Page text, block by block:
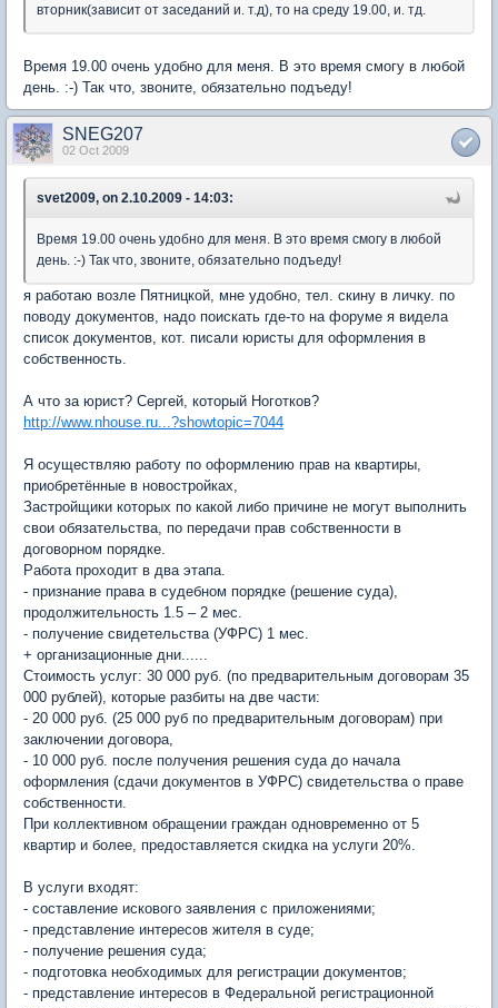
вторник(зависит от заседаний и. т.д), то на среду 19.00, и. тд.
Время 19.00 очень удобно для меня. В это время смогу в любой
день. :-) Так что, звоните, обязательно подъеду!
SNEG207
02 Oct 2009
svet2009, on 2.10.2009 - 14:03:
Время 19.00 очень удобно для меня. В это время смогу в любой
день. :-) Так что, звоните, обязательно подъеду!
я работаю возле Пятницкой, мне удобно, тел. скину в личку. по
поводу документов, надо поискать где-то на форуме я видела
список документов, кот. писали юристы для оформления в
собственность.
А что за юрист? Сергей, который Ноготков?
http://www.nhouse.ru...?showtopic=7044
Я осуществляю работу по оформлению прав на квартиры,
приобретённые в новостройках,
Застройщики которых по какой либо причине не могут выполнить
свои обязательства, по передачи прав собственности в
договорном порядке.
Работа проходит в два этапа.
- признание права в судебном порядке (решение суда),
продолжительность 1.5 – 2 мес.
- получение свидетельства (УФРС) 1 мес.
+ организационные дни......
Стоимость услуг: 30 000 руб. (по предварительным договорам 35
000 рублей), которые разбиты на две части:
- 20 000 руб. (25 000 руб по предварительным договорам) при
заключении договора,
- 10 000 руб. после получения решения суда до начала
оформления (сдачи документов в УФРС) свидетельства о праве
собственности.
При коллективном обращении граждан одновременно от 5
квартир и более, предоставляется скидка на услуги 20%.
В услуги входят:
- составление искового заявления c приложениями;
- представление интересов жителя в суде;
- получение решения суда;
- подготовка необходимых для регистрации документов;
- представление интересов в Федеральной регистрационной